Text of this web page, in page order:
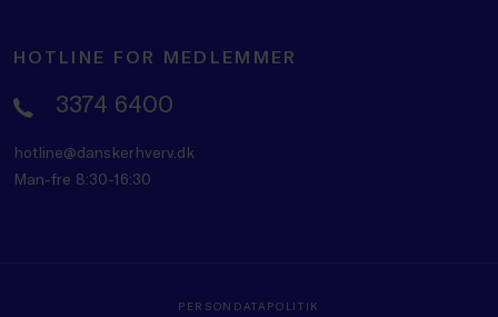
HOTLINE FOR MEDLEMMER
3374 6400
hotline@danskerhverv.dk
Man-fre 8:30-16:30
PERSONDATAPOLITIK